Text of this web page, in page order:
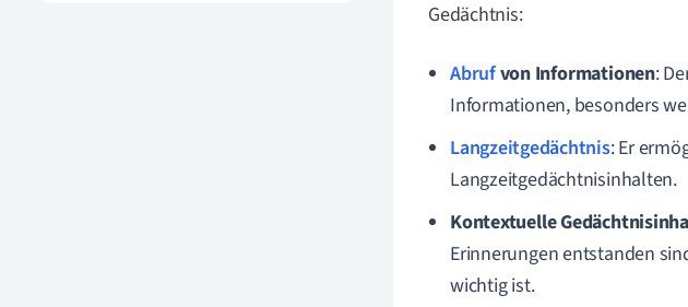
Gedächtnis:
Abrufvon Informationen:
Informationen, besonders
Langzeitgedächtnis: Er
Langzeitgedächtnisinhalten.
Kontextuelle
Erinnerungen entstanden
wichtig ist.